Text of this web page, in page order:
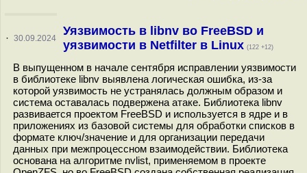
· 30.09.2024
Уязвимость в libnv во FreeBSD и
уязвимости в Netfilter в Linux (122 +12)
В выпущенном в начале сентября исправлении уязвимости
в библиотеке libnv выявлена логическая ошибка, из-за
которой уязвимость не устранялась должным образом и
система оставалась подвержена атаке. Библиотека libnv
развивается проектом FreeBSD и используется в ядре и в
приложениях из базовой системы для обработки списков в
формате ключ/значение и для организации передачи
данных при межпроцессном взаимодействии. Библиотека
основана на алгоритме nvlist, применяемом в проекте